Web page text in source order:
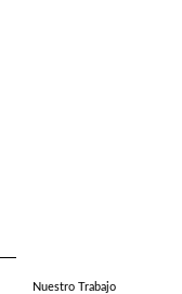
Nuestro Trabajo